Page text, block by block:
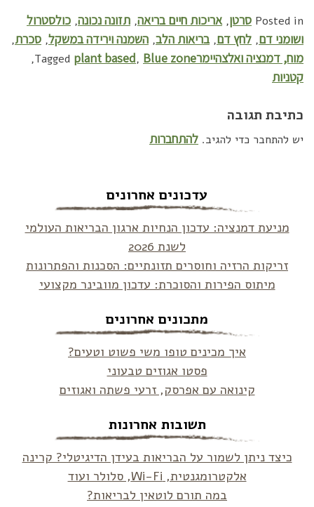
Posted in סרטן,אריכות חיים בריאה, תזונה נכונה, כולסטרול
ושומני דם, לחץ דם,בריאות הלב, השמנה וירידה במשקל, סכרת,
מוח, דמנציה ואלצהיימר Tagged plant based, Blue zone
,
קטניות
כתיבת תגובה
יש להתחבר כדי להגיב. להתחברות
עדכונים אחרונים
מניעת דמנציה: עדכון הנחיות ארגון הבריאות העולמי
לשנת 2026
זריקות הרזיה וחוסרים תזונתיים: הסכנות והפתרונות
מיתוס הפירות והסוכרת: עדכון מוובינר מקצועי
מתכונים אחרונים
איך מכינים טופו משי פשוט וטעים?
פסטו אגוזים טבעוני
קינואה עם אפרסק, זרעי פשתה ואגוזים
תשובות אחרונות
כיצד ניתן לשמור על הבריאות בעידן הדיגיטלי? קרינה
אלקטרומגנטית, Wi-Fi, סלולר ועוד
במה תורם לוטאין לבריאות?